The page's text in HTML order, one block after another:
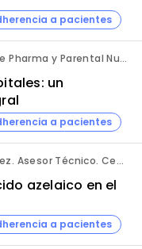
a pacientes
Mar Roure. Marketing Director de Pharma y Parental Nutrition. Fresenius Kabi España.
un
a pacientes
Camila Araceli Inzunza Rodríguez. Asesor Técnico. Centro de Innovación Pharmachem México.
azelaico en el
a pacientes